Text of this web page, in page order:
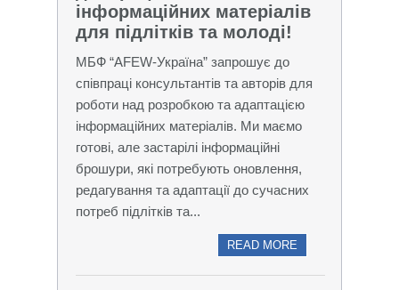
інформаційних матеріалів
для підлітків та молоді!
МБФ “AFEW-Україна” запрошує до
співпраці консультантів та авторів для
роботи над розробкою та адаптацією
інформаційних матеріалів. Ми маємо
готові, але застарілі інформаційні
брошури, які потребують оновлення,
редагування та адаптації до сучасних
потреб підлітків та...
READ MORE